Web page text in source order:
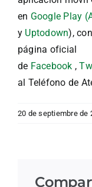
en Google Play
y Uptodown),
página oficial
de Facebook ,
al Teléfono de
20 de septiembre de